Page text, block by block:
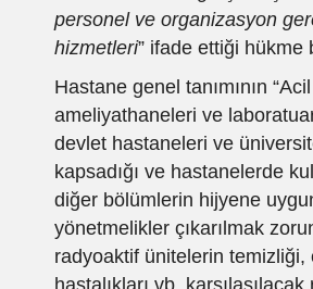
personel ve organizasyon
hizmetleri” ifade ettiği hükme
Hastane genel tanımının
ameliyathaneleri ve
devlet hastaneleri ve
kapsadığı ve hastanelerde
diğer bölümlerin hijyene
yönetmelikler çıkarılmak
radyoaktif ünitelerin temizliği,
hastalıkları vb.